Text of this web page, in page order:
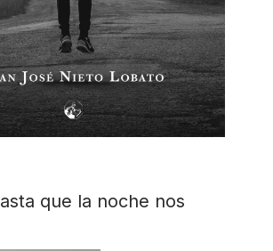
que la noche nos